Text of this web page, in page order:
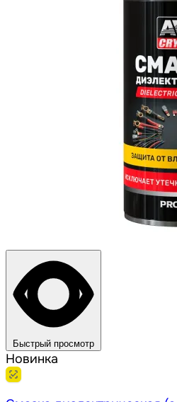
Быстрый просмотр
Новинка